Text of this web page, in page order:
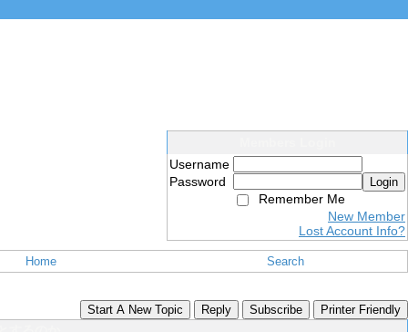
Username
Password
Login
Remember Me
New Member
Lost Account Info?
Home Search
Start A New Topic Reply Subscribe Printer Friendly